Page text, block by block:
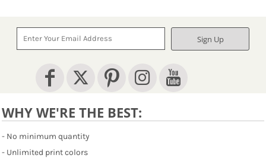
Sign Up
WHY WE'RE THE BEST:
- No minimum quantity
- Unlimited print colors